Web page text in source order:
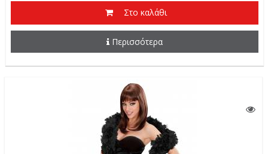
Στο καλάθι
Περισσότερα